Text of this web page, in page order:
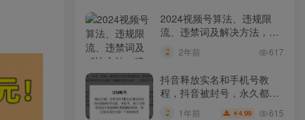
2024视频号算法、违规限
流、违禁词及解决方法，建
2年前 617
抖音释放实名和手机号教
程，抖音被封号，永久都可
1年前 ￥4.99 615